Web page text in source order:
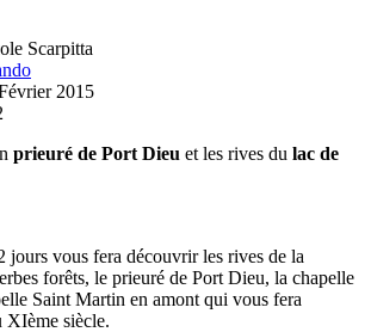
Scarpitta
2015
prieuré de Port Dieu et les rives du lac de
jours vous fera découvrir les rives de la
forêts, le prieuré de Port Dieu, la chapelle
Saint Martin en amont qui vous fera
XIème siècle.